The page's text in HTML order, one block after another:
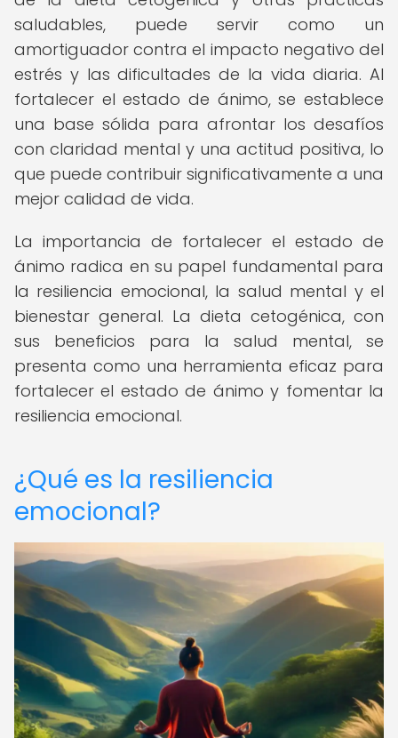
saludables, puede servir como un
amortiguador contra el impacto negativo del
estrés y las dificultades de la vida diaria. Al
fortalecer el estado de ánimo, se establece
una base sólida para afrontar los desafíos
con claridad mental y una actitud positiva, lo
que puede contribuir significativamente a una
mejor calidad de vida.
La importancia de fortalecer el estado de
ánimo radica en su papel fundamental para
la resiliencia emocional, la salud mental y el
bienestar general. La dieta cetogénica, con
sus beneficios para la salud mental, se
presenta como una herramienta eficaz para
fortalecer el estado de ánimo y fomentar la
resiliencia emocional.
¿Qué es la resiliencia
emocional?